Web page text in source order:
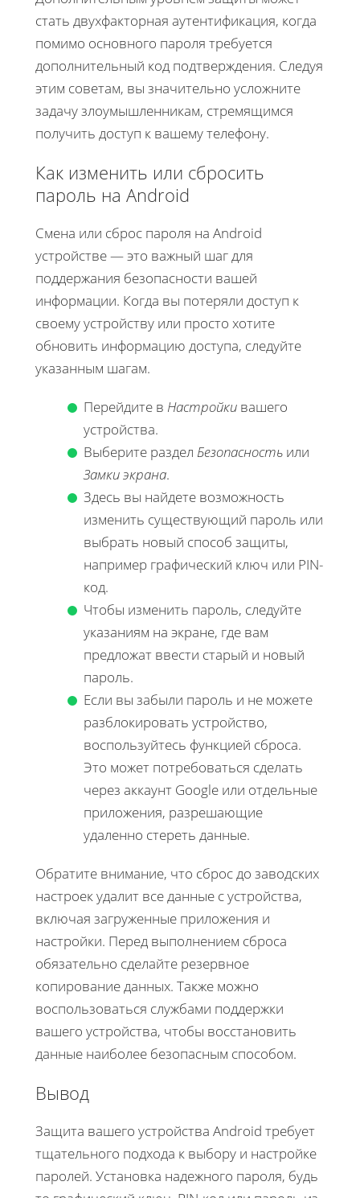
стать двухфакторная аутентификация, когда
помимо основного пароля требуется
дополнительный код подтверждения. Следуя
этим советам, вы значительно усложните
задачу злоумышленникам, стремящимся
получить доступ к вашему телефону.
Как изменить или сбросить
пароль на Android
Смена или сброс пароля на Android
устройстве — это важный шаг для
поддержания безопасности вашей
информации. Когда вы потеряли доступ к
своему устройству или просто хотите
обновить информацию доступа, следуйте
указанным шагам.
Перейдите в Настройки вашего
устройства.
Выберите раздел Безопасность или
Замки экрана.
Здесь вы найдете возможность
изменить существующий пароль или
выбрать новый способ защиты,
например графический ключ или PIN-
код.
Чтобы изменить пароль, следуйте
указаниям на экране, где вам
предложат ввести старый и новый
пароль.
Если вы забыли пароль и не можете
разблокировать устройство,
воспользуйтесь функцией сброса.
Это может потребоваться сделать
через аккаунт Google или отдельные
приложения, разрешающие
удаленно стереть данные.
Обратите внимание, что сброс до заводских
настроек удалит все данные с устройства,
включая загруженные приложения и
настройки. Перед выполнением сброса
обязательно сделайте резервное
копирование данных. Также можно
воспользоваться службами поддержки
вашего устройства, чтобы восстановить
данные наиболее безопасным способом.
Вывод
Защита вашего устройства Android требует
тщательного подхода к выбору и настройке
паролей. Установка надежного пароля, будь